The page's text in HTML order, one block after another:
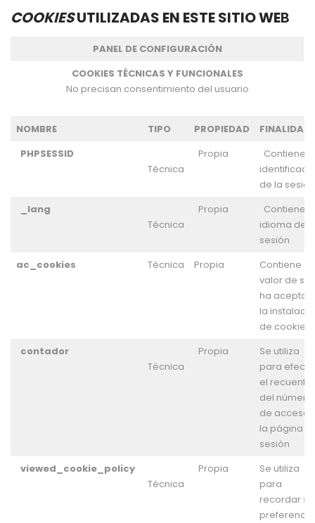
COOKIESUTILIZADAS EN ESTE SITIO WEB
PANEL DE CONFIGURACIÓN
COOKIES TÉCNICAS Y FUNCIONALES
No precisan consentimiento del usuario
NOMBRE TIPO PROPIEDAD
FINALIDAD
PHPSESSID
Técnica
Propia
Contiene
de la sesión
_lang
Técnica
Propia
Contiene
idioma de
sesión
ac_cookies
Técnica Propia
Contiene el
valor de si
ha
la
de cookies
contador
Técnica
Propia
Se utiliza
para
el recuento
del número
de
la página
sesión
viewed_cookie_policy
Técnica
Propia
Se utiliza
para
recordar